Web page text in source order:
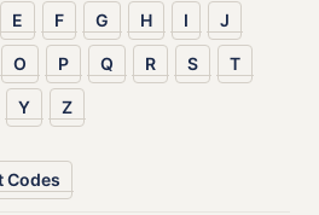
E F G H I J
O P Q R S T
Y Z
Codes